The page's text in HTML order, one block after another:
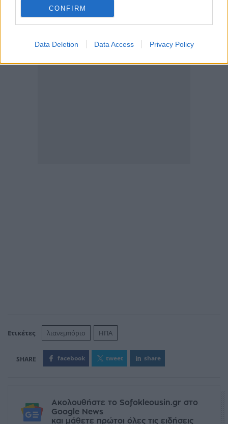
CONFIRM
Data Deletion Data Access Privacy Policy
Ετικέτες λιανεμπόριο ΗΠΑ
facebook tweet share
Ακολουθήστε το Sofokleousin.gr στο
Google News
και μάθετε πρώτοι όλες τις ειδήσεις